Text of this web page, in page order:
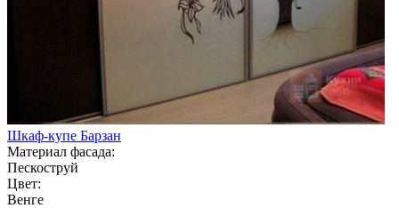
Шкаф-купе Барзан
Материал фасада:
Пескоструй
Цвет:
Венге